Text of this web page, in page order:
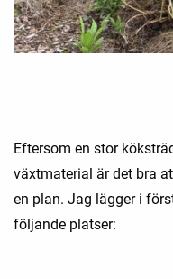
Eftersom en stor
växtmaterial är det bra
en plan. Jag lägger i
följande platser: